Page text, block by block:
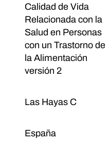
Calidad de Vida
Relacionada con la
Salud en Personas
con un Trastorno de
la Alimentación
versión 2
Las Hayas C
España